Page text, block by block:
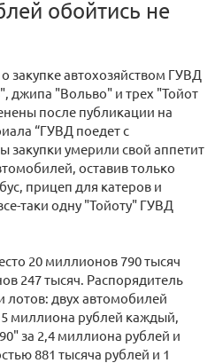
обойтись не
закупке автохозяйством ГУВД
джипа "Вольво" и трех "Тойот
после публикации на
“ГУВД поедет с
закупки умерили свой аппетит
оставив только
прицеп для катеров и
таки одну "Тойоту" ГУВД
20 миллионов 790 тысяч
247 тысяч. Распорядитель
лотов: двух автомобилей
миллиона рублей каждый,
за 2,4 миллиона рублей и
881 тысяча рублей и 1